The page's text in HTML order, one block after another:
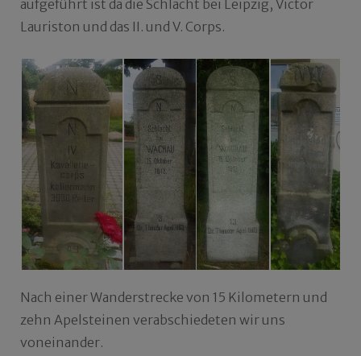
aufgeführt ist da die Schlacht bei Leipzig, Victor
Lauriston und das II. und V. Corps.
Nach einer Wanderstrecke von 15 Kilometern und
zehn Apelsteinen verabschiedeten wir uns
voneinander.